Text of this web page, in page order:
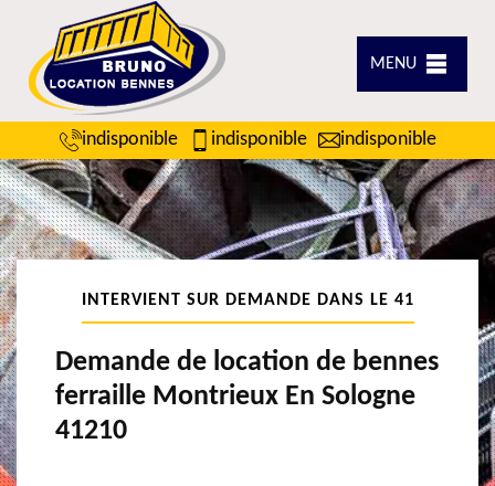
MENU
indisponible indisponible indisponible
INTERVIENT SUR DEMANDE DANS LE 41
Demande de location de bennes
ferraille Montrieux En Sologne
41210